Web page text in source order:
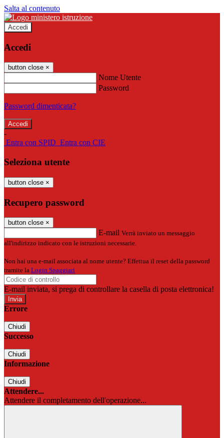
Salta al contenuto
Accedi
Accedi
button close ×
Nome Utente
Password
Password dimenticata?
-
Entra con SPID Entra con CIE
Seleziona utente
button close ×
Recupero password
button close ×
E-mail Verrà inviato un messaggio
all'indirizzo indicato con le istruzioni necessarie.
Non hai una e-mail associata al nome utente? Effettua il reset della password
tramite la Login Spaggiari
E-mail inviata, si prega di controllare la casella di posta elettronica!
Errore
Chiudi
Successo
Chiudi
Informazione
Chiudi
Attendere...
Attendere il completamento dell'operazione...